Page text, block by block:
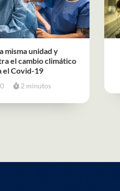
misma unidad y
el cambio climático
el Covid-19
2 minutos